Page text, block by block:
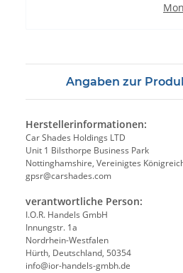
Angaben zur
Herstellerinformationen:
Car Shades Holdings LTD
Unit 1 Bilsthorpe Business Park
Nottinghamshire, Vereinigtes
gpsr@carshades.com
verantwortliche Person:
I.O.R. Handels GmbH
Innungstr. 1a
Nordrhein-Westfalen
Hürth, Deutschland, 50354
info@ior-handels-gmbh.de